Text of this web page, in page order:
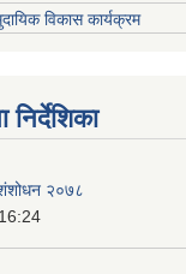
विकास कार्यक्रम
शंशोधन २०७८